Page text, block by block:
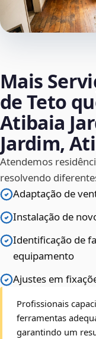
Mais
de Teto
Atibaia
Jardim,
Atendemos
resolvendo
Adaptação de
Instalação de
Identificação de
equipamento
Ajustes em
Profissionais
ferramentas
garantindo um